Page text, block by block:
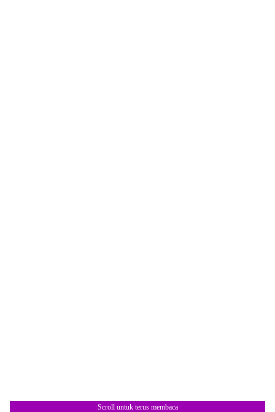
Scroll untuk terus membaca